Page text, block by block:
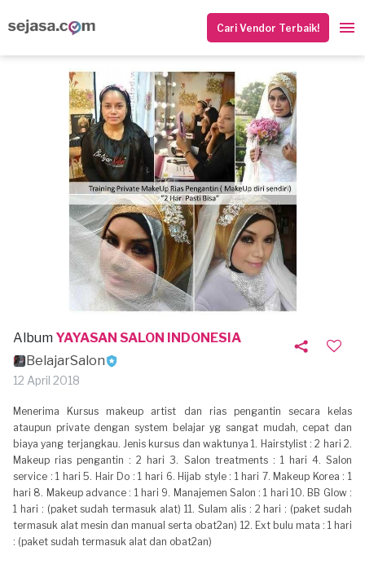
Cari Vendor Terbaik!
Album YAYASAN SALON INDONESIA
BelajarSalon
12 April 2018
Menerima Kursus makeup artist dan rias pengantin secara kelas
ataupun private dengan system belajar yg sangat mudah, cepat dan
biaya yang terjangkau. Jenis kursus dan waktunya 1. Hairstylist : 2 hari 2.
Makeup rias pengantin : 2 hari 3. Salon treatments : 1 hari 4. Salon
service : 1 hari 5. Hair Do : 1 hari 6. Hijab style : 1 hari 7. Makeup Korea : 1
hari 8. Makeup advance : 1 hari 9. Manajemen Salon : 1 hari 10. BB Glow :
1 hari : (paket sudah termasuk alat) 11. Sulam alis : 2 hari : (paket sudah
termasuk alat mesin dan manual serta obat2an) 12. Ext bulu mata : 1 hari
: (paket sudah termasuk alat dan obat2an)